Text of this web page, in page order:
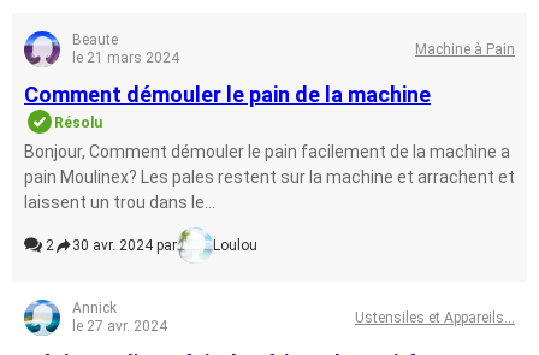
Beaute
le 21 mars 2024
Machine à Pain
Comment démouler le pain de la machine
Résolu
Bonjour, Comment démouler le pain facilement de la machine a
pain Moulinex? Les pales restent sur la machine et arrachent et
laissent un trou dans le...
2 30 avr. 2024 par Loulou
Annick
le 27 avr. 2024
Ustensiles et Appareils...